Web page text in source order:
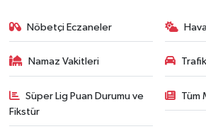
Nöbetçi Eczaneler
Namaz Vakitleri
Süper Lig Puan Durumu ve
Fikstür
Tüm